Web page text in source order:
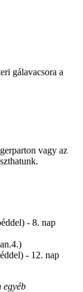
gálavacsora a
vagy az
- 8. nap
- 12. nap
egyéb